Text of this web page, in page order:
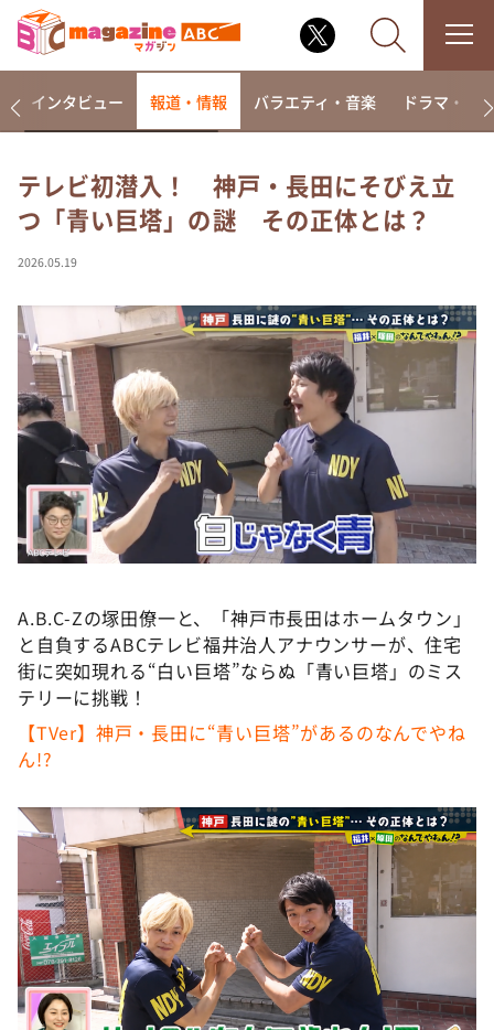
なるみ・岡村の過ぎるTV
相席食堂
～人生密着トークバラエティ！～ やすとものいたっ
て真剣です
探偵！ナイトスクープ
news おかえり
河合＆A.B.C-Z塚田×福井アナ「なんでやねん！？」
（news おかえり）
DAIGOも台所 ～きょうの献立 何にする？～
本日はダイアンなり！シーズン２
教えて！ニュースライブ 正義のミカタ
ＬＩＦＥ～夢のカタチ～
新婚さんいらっしゃい！
ポツンと一軒家
ぺこぱのまるスポ
アナ回覧板
インタビュー 報道・情報 バラエティ・音楽 ドラマ・映画
テレビ初潜入！ 神戸・長田にそびえ立
つ「青い巨塔」の謎 その正体とは？
2026.05.19
A.B.C-Zの塚田僚一と、「神戸市長田はホームタウン」
と自負するABCテレビ福井治人アナウンサーが、住宅
街に突如現れる“白い巨塔”ならぬ「青い巨塔」のミス
テリーに挑戦！
【TVer】神戸・長田に“青い巨塔”があるのなんでやね
ん!?